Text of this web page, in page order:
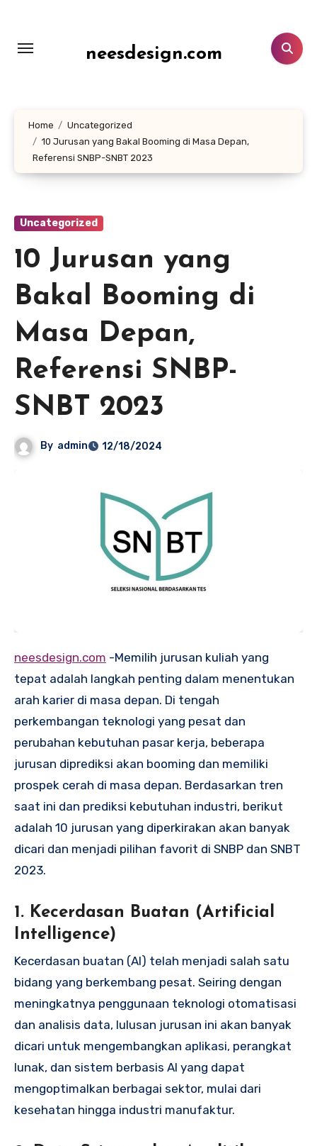
konten
neesdesign.com
Home
Uncategorized
10 Jurusan yang Bakal Booming di Masa Depan,
Referensi SNBP-SNBT 2023
Uncategorized
10 Jurusan yang
Bakal Booming di
Masa Depan,
Referensi SNBP-
SNBT 2023
By admin 12/18/2024
neesdesign.com -Memilih jurusan kuliah yang
tepat adalah langkah penting dalam menentukan
arah karier di masa depan. Di tengah
perkembangan teknologi yang pesat dan
perubahan kebutuhan pasar kerja, beberapa
jurusan diprediksi akan booming dan memiliki
prospek cerah di masa depan. Berdasarkan tren
saat ini dan prediksi kebutuhan industri, berikut
adalah 10 jurusan yang diperkirakan akan banyak
dicari dan menjadi pilihan favorit di SNBP dan SNBT
2023.
1. Kecerdasan Buatan (Artificial
Intelligence)
Kecerdasan buatan (AI) telah menjadi salah satu
bidang yang berkembang pesat. Seiring dengan
meningkatnya penggunaan teknologi otomatisasi
dan analisis data, lulusan jurusan ini akan banyak
dicari untuk mengembangkan aplikasi, perangkat
lunak, dan sistem berbasis AI yang dapat
mengoptimalkan berbagai sektor, mulai dari
kesehatan hingga industri manufaktur.